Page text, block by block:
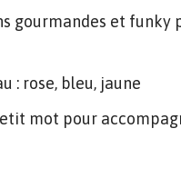
gourmandes et funky
: rose, bleu, jaune
mot pour